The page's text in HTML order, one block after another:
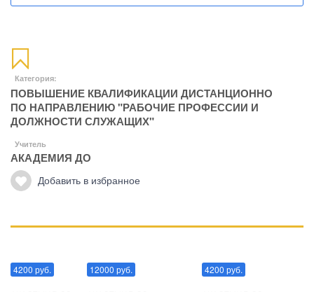
Категория:
ПОВЫШЕНИЕ КВАЛИФИКАЦИИ ДИСТАНЦИОННО
ПО НАПРАВЛЕНИЮ "РАБОЧИЕ ПРОФЕССИИ И
ДОЛЖНОСТИ СЛУЖАЩИХ"
Учитель
АКАДЕМИЯ ДО
Добавить в избранное
4200 руб. 12000 руб. 4200 руб.